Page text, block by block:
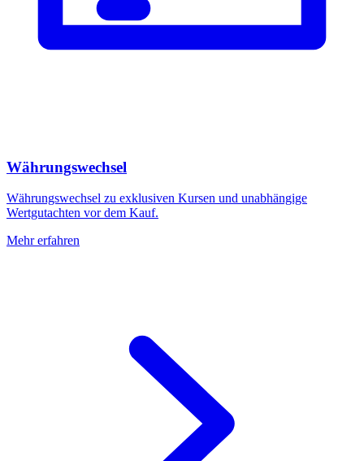
Währungswechsel
Währungswechsel zu exklusiven Kursen und unabhängige
Wertgutachten vor dem Kauf.
Mehr erfahren